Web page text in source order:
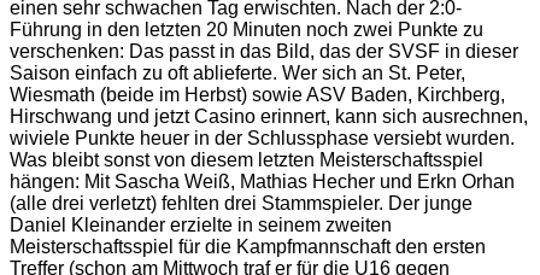
einen sehr schwachen Tag erwischten. Nach der 2:0-
Führung in den letzten 20 Minuten noch zwei Punkte zu
verschenken: Das passt in das Bild, das der SVSF in dieser
Saison einfach zu oft ablieferte. Wer sich an St. Peter,
Wiesmath (beide im Herbst) sowie ASV Baden, Kirchberg,
Hirschwang und jetzt Casino erinnert, kann sich ausrechnen,
wiviele Punkte heuer in der Schlussphase versiebt wurden.
Was bleibt sonst von diesem letzten Meisterschaftsspiel
hängen: Mit Sascha Weiß, Mathias Hecher und Erkn Orhan
(alle drei verletzt) fehlten drei Stammspieler. Der junge
Daniel Kleinander erzielte in seinem zweiten
Meisterschaftsspiel für die Kampfmannschaft den ersten
Treffer (schon am Mittwoch traf er für die U16 gegen